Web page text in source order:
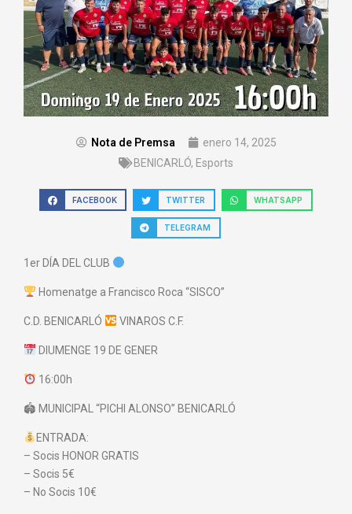
Nota de Premsa
enero 14, 2025
BENICARLÓ, Esports
FACEBOOK TWITTER WHATSAPP
TELEGRAM
1er DÍA DEL CLUB
Homenatge a Francisco Roca “SISCO”
C.D. BENICARLÓ VINAROS C.F.
DIUMENGE 19 DE GENER
16:00h
🏟 MUNICIPAL “PICHI ALONSO” BENICARLÓ
ENTRADA:
– Socis HONOR GRATIS
– Socis 5€
– No Socis 10€